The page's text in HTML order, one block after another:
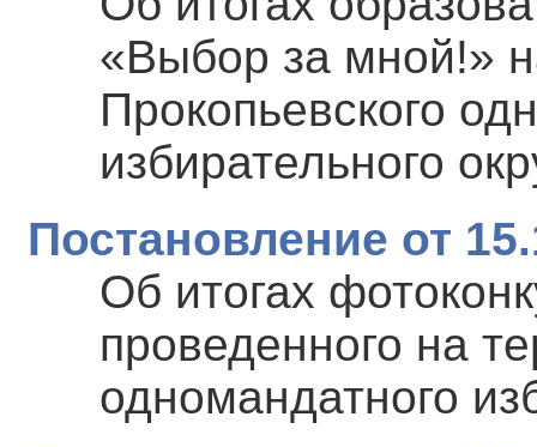
«Выбор за мной!»
Прокопьевского
избирательного
Постановление от
Об итогах
проведенного на
одномандатного